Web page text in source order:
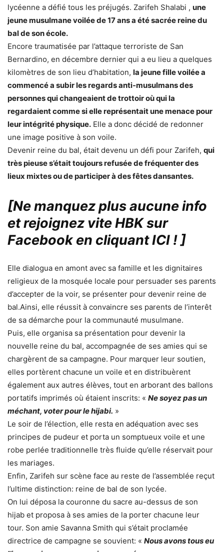
lycéenne a défié tous les préjugés. Zarifeh Shalabi , une
jeune musulmane voilée de 17 ans a été sacrée reine du
bal de son école.
Encore traumatisée par l’attaque terroriste de San
Bernardino, en décembre dernier qui a eu lieu a quelques
kilomètres de son lieu d’habitation, la jeune fille voilée a
commencé a subir les regards anti-musulmans des
personnes qui changeaient de trottoir où qui la
regardaient comme si elle représentait une menace pour
leur intégrité physique. Elle a donc décidé de redonner
une image positive à son voile.
Devenir reine du bal, était devenu un défi pour Zarifeh, qui
très pieuse s’était toujours refusée de fréquenter des
lieux mixtes ou de participer à des fêtes dansantes.
[Ne manquez plus aucune info
et rejoignez vite HBK sur
Facebook en cliquant ICI !]
Elle dialogua en amont avec sa famille et les dignitaires
religieux de la mosquée locale pour persuader ses parents
d’accepter de la voir, se présenter pour devenir reine de
bal.Ainsi, elle réussit à convaincre ses parents de l’interêt
de sa démarche pour la communauté musulmane.
Puis, elle organisa sa présentation pour devenir la
nouvelle reine du bal, accompagnée de ses amies qui se
chargèrent de sa campagne. Pour marquer leur soutien,
elles portèrent chacune un voile et en distribuèrent
également aux autres élèves, tout en arborant des ballons
portatifs imprimés où étaient inscrits: « Ne soyez pas un
méchant, voter pour le hijabi. »
Le soir de l’élection, elle resta en adéquation avec ses
principes de pudeur et porta un somptueux voile et une
robe perlée traditionnelle très fluide qu’elle réservait pour
les mariages.
Enfin, Zarifeh sur scène face au reste de l’assemblée reçut
l’ultime distinction: reine de bal de son lycée.
On lui déposa la couronne du sacre au-dessus de son
hijab et proposa à ses amies de la porter chacune leur
tour. Son amie Savanna Smith qui s’était proclamée
directrice de campagne se souvient: « Nous avons tous eu